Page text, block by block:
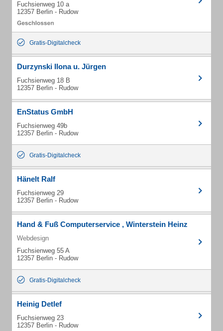
Fuchsienweg 10 a
12357 Berlin - Rudow
Gratis-Digitalcheck
Durzynski Ilona u. Jürgen
Fuchsienweg 18 B
12357 Berlin - Rudow
EnStatus GmbH
Fuchsienweg 49b
12357 Berlin - Rudow
Gratis-Digitalcheck
Hänelt Ralf
Fuchsienweg 29
12357 Berlin - Rudow
Hand & Fuß Computerservice , Winterstein Heinz
Webdesign
Fuchsienweg 55 A
12357 Berlin - Rudow
Gratis-Digitalcheck
Heinig Detlef
Fuchsienweg 23
12357 Berlin - Rudow